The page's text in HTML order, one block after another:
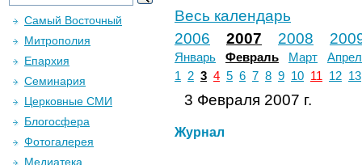
Весь календарь
2006
2007 2008
Январь Февраль Март
1
2 3 4 5 6 7 8 9 10 11 12 13
3 Февраля 2007 г.
Журнал
Самый Восточный
Митрополия
Епархия
Семинария
Церковные СМИ
Блогосфера
Фотогалерея
Медиатека